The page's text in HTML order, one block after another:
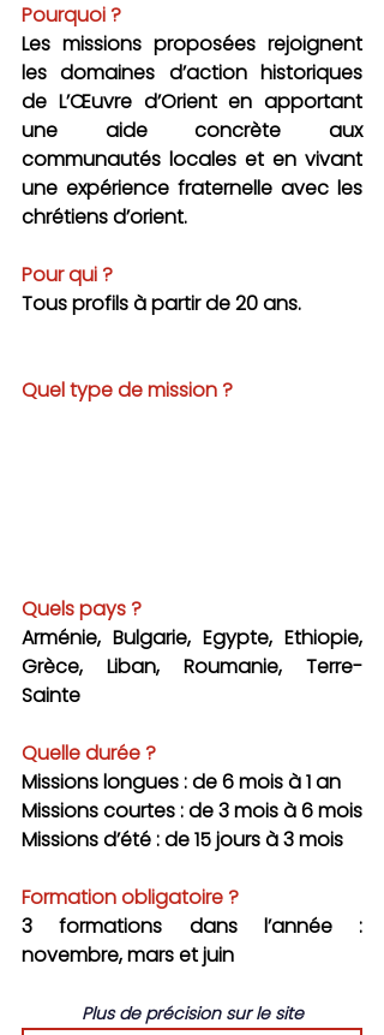
Pourquoi ?
Les missions proposées rejoignent
les domaines d’action historiques
de L’Œuvre d’Orient en apportant
une aide concrète aux
communautés locales et en vivant
une expérience fraternelle avec les
chrétiens d’orient.
Pour qui ?
Tous profils à partir de 20 ans.
Quel type de mission ?
Quels pays ?
Arménie, Bulgarie, Egypte, Ethiopie,
Grèce, Liban, Roumanie, Terre-
Sainte
Quelle durée ?
Missions longues : de 6 mois à 1 an
Missions courtes : de 3 mois à 6 mois
Missions d’été : de 15 jours à 3 mois
Formation obligatoire ?
3 formations dans l’année :
novembre, mars et juin
Plus de précision sur le site